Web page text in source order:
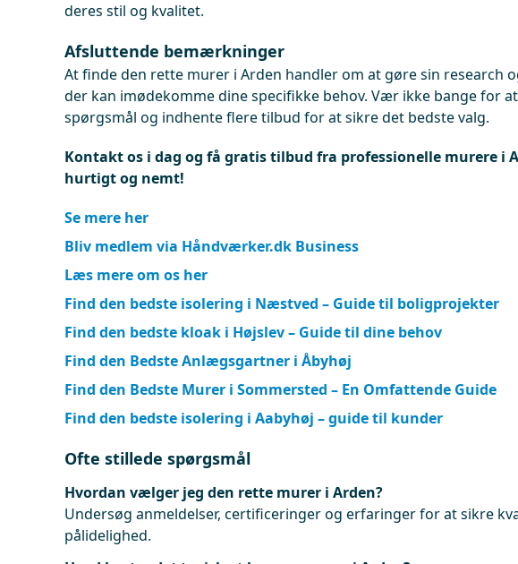
deres stil og kvalitet.
Afsluttende bemærkninger
At finde den rette murer i Arden handler om at gøre sin research
der kan imødekomme dine specifikke behov. Vær ikke bange for
spørgsmål og indhente flere tilbud for at sikre det bedste valg.
Kontakt os i dag og få gratis tilbud fra professionelle murere i
hurtigt og nemt!
Se mere her
Bliv medlem via Håndværker.dk Business
Læs mere om os her
Find den bedste isolering i Næstved – Guide til boligprojekter
Find den bedste kloak i Højslev – Guide til dine behov
Find den Bedste Anlægsgartner i Åbyhøj
Find den Bedste Murer i Sommersted – En Omfattende Guide
Find den bedste isolering i Aabyhøj – guide til kunder
Ofte stillede spørgsmål
Hvordan vælger jeg den rette murer i Arden?
Undersøg anmeldelser, certificeringer og erfaringer for at sikre
pålidelighed.